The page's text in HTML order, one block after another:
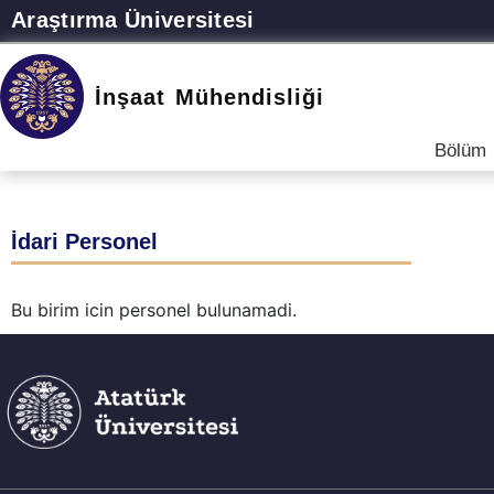
Araştırma Üniversitesi
İnşaat Mühendisliği
Bölüm
İdari Personel
Bu birim icin personel bulunamadi.